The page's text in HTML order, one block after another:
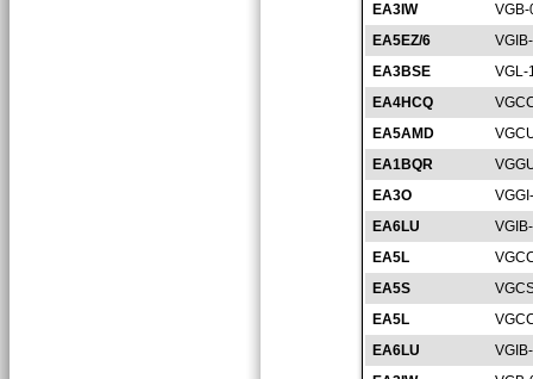
EA3IW
EA5EZ/6
EA3BSE
VGL-
EA4HCQ
EA5AMD
EA1BQR
EA3O
EA6LU
EA5L
EA5S
EA5L
EA6LU